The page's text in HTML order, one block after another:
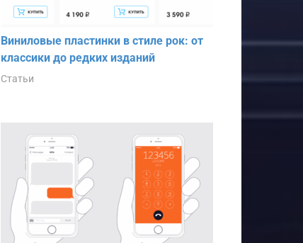
Виниловые пластинки в стиле рок: от
классики до редких изданий
Статьи